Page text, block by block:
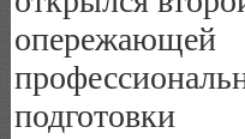
опережающей
подготовки